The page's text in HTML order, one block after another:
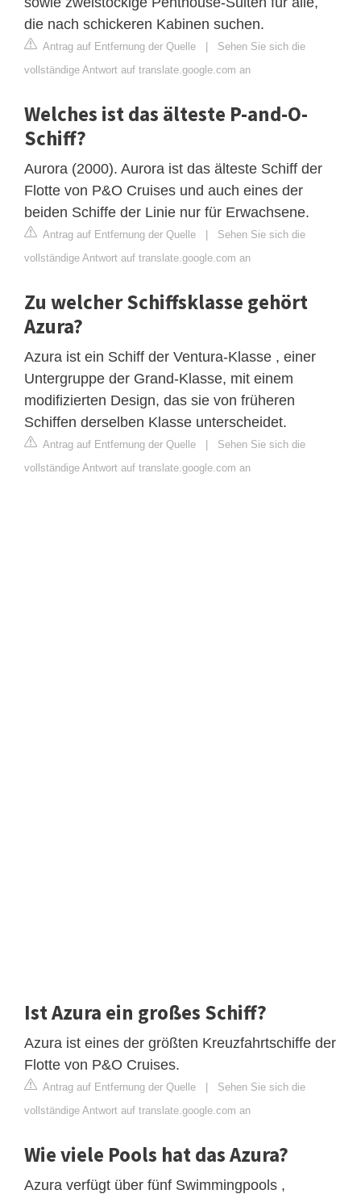
die nach schickeren Kabinen suchen.
Antrag auf Entfernung der Quelle | Sehen Sie sich die
vollständige Antwort auf translate.google.com an
Welches ist das älteste P-and-O-
Schiff?
Aurora (2000). Aurora ist das älteste Schiff der
Flotte von P&O Cruises und auch eines der
beiden Schiffe der Linie nur für Erwachsene.
Antrag auf Entfernung der Quelle | Sehen Sie sich die
vollständige Antwort auf translate.google.com an
Zu welcher Schiffsklasse gehört
Azura?
Azura ist ein Schiff der Ventura-Klasse , einer
Untergruppe der Grand-Klasse, mit einem
modifizierten Design, das sie von früheren
Schiffen derselben Klasse unterscheidet.
Antrag auf Entfernung der Quelle | Sehen Sie sich die
vollständige Antwort auf translate.google.com an
Ist Azura ein großes Schiff?
Azura ist eines der größten Kreuzfahrtschiffe der
Flotte von P&O Cruises.
Antrag auf Entfernung der Quelle | Sehen Sie sich die
vollständige Antwort auf translate.google.com an
Wie viele Pools hat das Azura?
Azura verfügt über fünf Swimmingpools ,